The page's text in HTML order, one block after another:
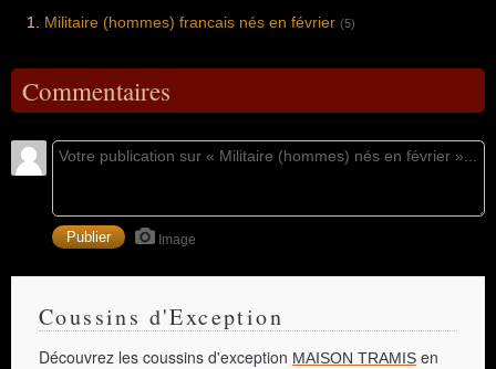
Militaire (hommes) francais nés en février (5)
Commentaires
Image
Coussins d'Exception
Découvrez les coussins d'exception MAISON TRAMIS en